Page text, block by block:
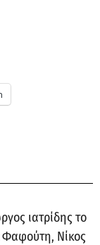
ιατρίδης το
Φαφούτη, Νίκος